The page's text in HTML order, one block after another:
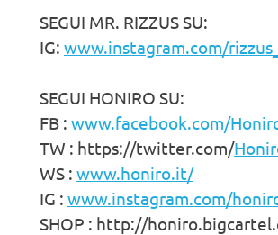
SEGUI MR. RIZZUS SU:
IG: www.instagram.com/
SEGUI HONIRO SU:
FB : www.facebook.com/
TW : https://twitter.com/
WS : www.honiro.it/
IG : www.instagram.com/
SHOP : http://